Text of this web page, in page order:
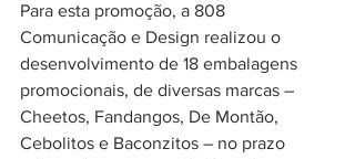
Para esta promoção, a 808
Comunicação e Design realizou o
desenvolvimento de 18 embalagens
promocionais, de diversas marcas –
Cheetos, Fandangos, De Montão,
Cebolitos e Baconzitos – no prazo